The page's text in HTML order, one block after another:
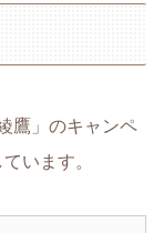
鷹」のキャンペ
います。